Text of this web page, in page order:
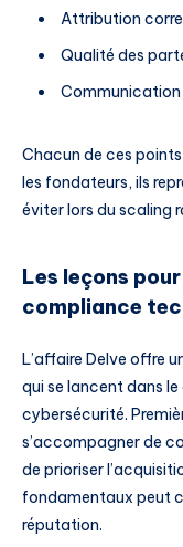
Attribution
Qualité des
Communication
Chacun de ces
les fondateurs, ils
éviter lors du scaling
Les leçons
compliance
L’affaire Delve offre
qui se lancent dans
cybersécurité.
s’accompagner de
de prioriser
fondamentaux peut
réputation.